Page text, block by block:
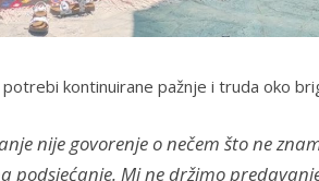
kontinuirane pažnje i truda oko
nije govorenje o nečem što ne
podsjećanje. Mi ne držimo